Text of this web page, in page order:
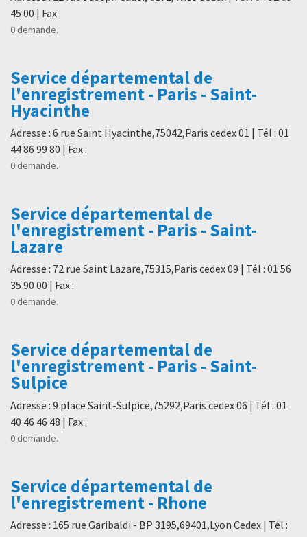
45 00 | Fax :
0 demande.
Service départemental de
l'enregistrement - Paris - Saint-
Hyacinthe
Adresse : 6 rue Saint Hyacinthe,75042,Paris cedex 01 | Tél : 01
44 86 99 80 | Fax :
0 demande.
Service départemental de
l'enregistrement - Paris - Saint-
Lazare
Adresse : 72 rue Saint Lazare,75315,Paris cedex 09 | Tél : 01 56
35 90 00 | Fax :
0 demande.
Service départemental de
l'enregistrement - Paris - Saint-
Sulpice
Adresse : 9 place Saint-Sulpice,75292,Paris cedex 06 | Tél : 01
40 46 46 48 | Fax :
0 demande.
Service départemental de
l'enregistrement - Rhone
Adresse : 165 rue Garibaldi - BP 3195,69401,Lyon Cedex | Tél :